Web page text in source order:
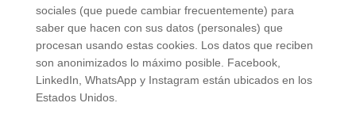
sociales (que puede cambiar frecuentemente) para
saber que hacen con sus datos (personales) que
procesan usando estas cookies. Los datos que reciben
son anonimizados lo máximo posible. Facebook,
LinkedIn, WhatsApp y Instagram están ubicados en los
Estados Unidos.